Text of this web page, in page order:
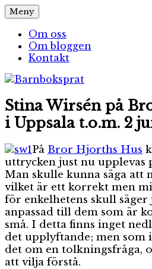
Hoppa
till
innehåll
Barnboksprat
– en blogg om barnböcker
Meny
Om oss
Om bloggen
Kontakt
Stina Wirsén på
i Uppsala t.o.m. 2
På Bror Hjorths Hus
uttrycken just nu upplevas
Man skulle kunna säga att
vilket är ett korrekt men
för enkelhetens skull säger
anpassad till dem som är
små. I detta finns inget
det upplyftande; men som
det om en tolkningsfråga,
att vilja förstå.